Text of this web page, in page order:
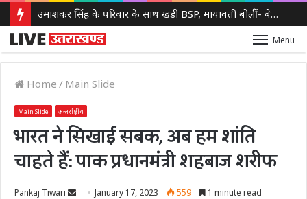
उमाशंकर सिंह के परिवार के साथ खड़ी BSP, मायावती बोलीं- बेटे को देंगे आगे बढ़ने का मौका
Menu
Home / Main Slide
Main Slide अन्तर्राष्ट्रीय
भारत ने सिखाई सबक, अब हम शांति
चाहते हैं: पाक प्रधानमंत्री शहबाज शरीफ
Pankaj Tiwari
SendJanuary 17, 2023 559 1 minute read